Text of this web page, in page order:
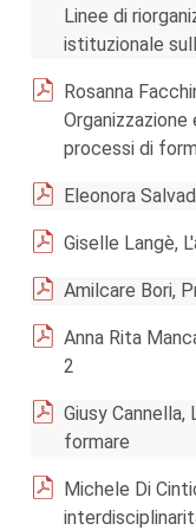
Linee di
istituzionale
Rosanna
processi di
Eleonora
Giselle Langè,
Amilcare Bori,
Anna Rita
2
Giusy
formare
Michele Di